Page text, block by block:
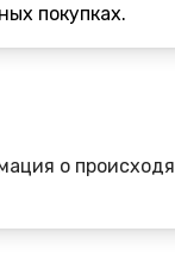
покупках.
о